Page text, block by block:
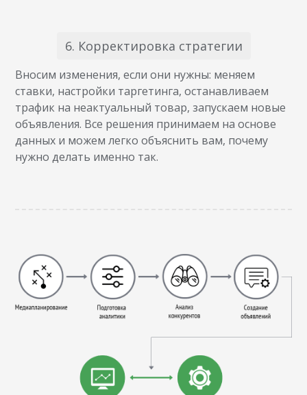
6. Корректировка стратегии
Вносим изменения, если они нужны: меняем
ставки, настройки таргетинга, останавливаем
трафик на неактуальный товар, запускаем новые
объявления. Все решения принимаем на основе
данных и можем легко объяснить вам, почему
нужно делать именно так.